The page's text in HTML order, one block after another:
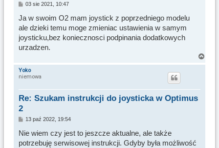
P
s
03 sie 2021, 10:47
Ja w swoim O2 mam joystick z poprzedniego modelu
ale dzieki temu moge zmieniac ustawienia w samym
joysticku,bez koniecznosci podpinania dodatkowych
urzadzen.
N
r
Yoko
niemowa
Re: Szukam instrukcji do joysticka w Optimus
2
P
s
t
13 paź 2022, 19:54
Nie wiem czy jest to jeszcze aktualne, ale także
potrzebuję serwisowej instrukcji. Gdyby była możliwość